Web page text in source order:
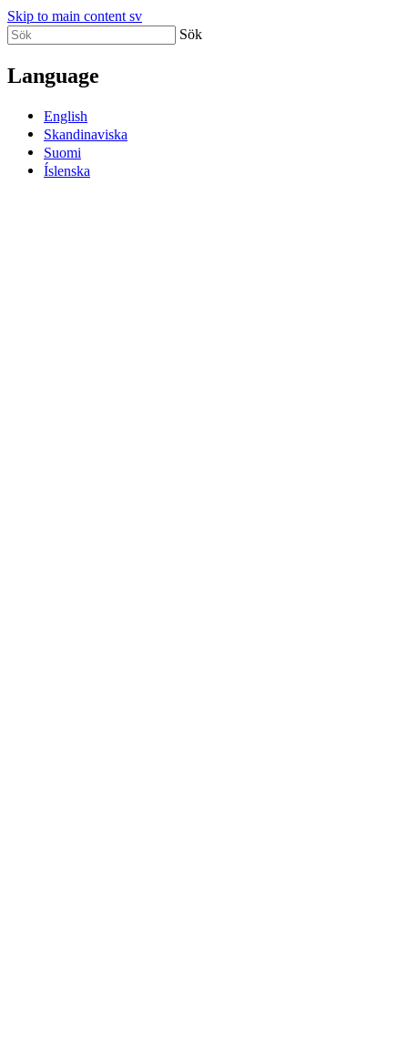
Skip to main content sv
Sök
Language
English
Skandinaviska
Suomi
Íslenska